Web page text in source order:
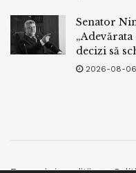
Senator
decizi să
2026-08-06